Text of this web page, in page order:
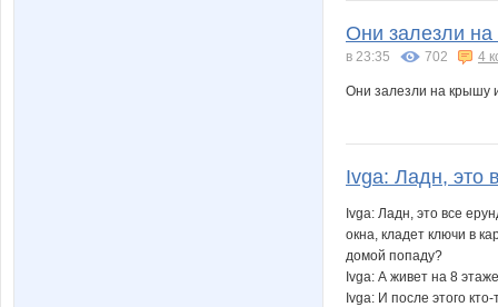
Они залезли
в 23:35 702 4
Они залезли на крышу
Ivga: Ладн, это
Ivga: Ладн, это все
окна, кладет ключи в
домой попаду?
Ivga: А живет на 8
Ivga: И после этого